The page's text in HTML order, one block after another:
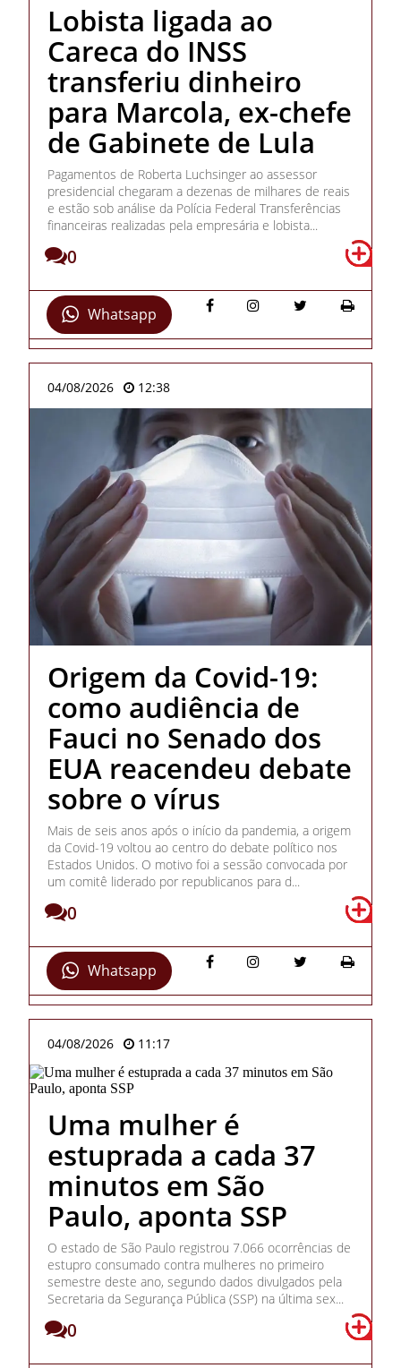
Lobista ligada ao
Careca do INSS
transferiu dinheiro
para Marcola, ex-chefe
de Gabinete de Lula
Pagamentos de Roberta Luchsinger ao assessor
presidencial chegaram a dezenas de milhares de reais
e estão sob análise da Polícia Federal Transferências
financeiras realizadas pela empresária e lobista...
0
Whatsapp
04/08/2026 12:38
Origem da Covid-19:
como audiência de
Fauci no Senado dos
EUA reacendeu debate
sobre o vírus
Mais de seis anos após o início da pandemia, a origem
da Covid-19 voltou ao centro do debate político nos
Estados Unidos. O motivo foi a sessão convocada por
um comitê liderado por republicanos para d...
0
Whatsapp
04/08/2026 11:17
Uma mulher é
estuprada a cada 37
minutos em São
Paulo, aponta SSP
O estado de São Paulo registrou 7.066 ocorrências de
estupro consumado contra mulheres no primeiro
semestre deste ano, segundo dados divulgados pela
Secretaria da Segurança Pública (SSP) na última sex...
0